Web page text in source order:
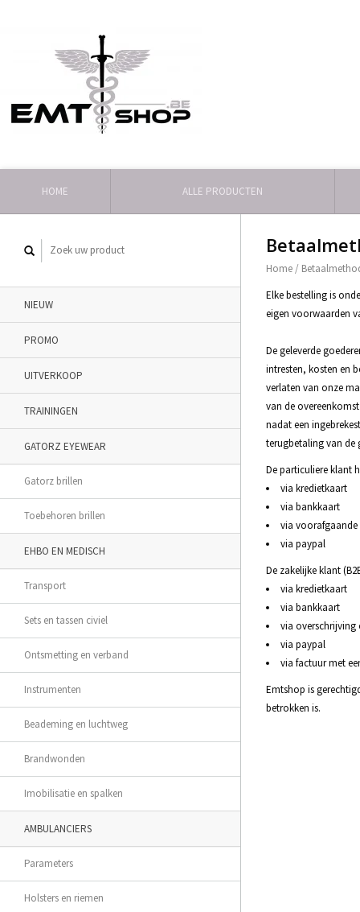
HOME ALLE PRODUCTEN
NIEUW
PROMO
UITVERKOOP
TRAININGEN
GATORZ EYEWEAR
Gatorz brillen
Toebehoren brillen
EHBO EN MEDISCH
Transport
Sets en tassen civiel
Ontsmetting en verband
Instrumenten
Beademing en luchtweg
Brandwonden
Imobilisatie en spalken
AMBULANCIERS
Parameters
Holsters en riemen
Home /
Elke bestelling is
eigen voorwaarden
De geleverde
intresten, kosten en
verlaten van onze
van de
nadat een
terugbetaling van de
De particuliere klant
via kredietkaart
via bankkaart
via
via paypal
De zakelijke klant
via kredietkaart
via bankkaart
via
via paypal
via factuur met
Emtshop is
betrokken is.